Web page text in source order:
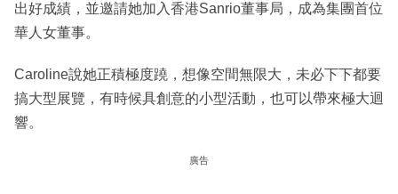
出好成績，並邀請她加入香港Sanrio董事局，成為集團首位
華人女董事。
Caroline說她正積極度蹺，想像空間無限大，未必下下都要
搞大型展覽，有時候具創意的小型活動，也可以帶來極大迴
響。
廣告